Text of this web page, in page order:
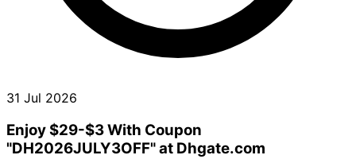
31 Jul 2026
Enjoy $29-$3 With Coupon
"DH2026JULY3OFF" at Dhgate.com